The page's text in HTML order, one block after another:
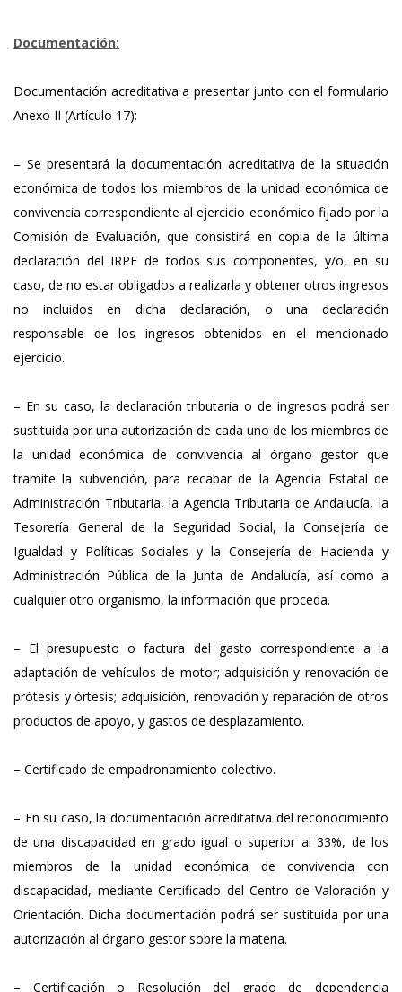
Documentación:
Documentación acreditativa a presentar junto con el formulario
Anexo II (Artículo 17):
– Se presentará la documentación acreditativa de la situación
económica de todos los miembros de la unidad económica de
convivencia correspondiente al ejercicio económico fijado por la
Comisión de Evaluación, que consistirá en copia de la última
declaración del IRPF de todos sus componentes, y/o, en su
caso, de no estar obligados a realizarla y obtener otros ingresos
no incluidos en dicha declaración, o una declaración
responsable de los ingresos obtenidos en el mencionado
ejercicio.
– En su caso, la declaración tributaria o de ingresos podrá ser
sustituida por una autorización de cada uno de los miembros de
la unidad económica de convivencia al órgano gestor que
tramite la subvención, para recabar de la Agencia Estatal de
Administración Tributaria, la Agencia Tributaria de Andalucía, la
Tesorería General de la Seguridad Social, la Consejería de
Igualdad y Políticas Sociales y la Consejería de Hacienda y
Administración Pública de la Junta de Andalucía, así como a
cualquier otro organismo, la información que proceda.
– El presupuesto o factura del gasto correspondiente a la
adaptación de vehículos de motor; adquisición y renovación de
prótesis y órtesis; adquisición, renovación y reparación de otros
productos de apoyo, y gastos de desplazamiento.
– Certificado de empadronamiento colectivo.
– En su caso, la documentación acreditativa del reconocimiento
de una discapacidad en grado igual o superior al 33%, de los
miembros de la unidad económica de convivencia con
discapacidad, mediante Certificado del Centro de Valoración y
Orientación. Dicha documentación podrá ser sustituida por una
autorización al órgano gestor sobre la materia.
– Certificación o Resolución del grado de dependencia